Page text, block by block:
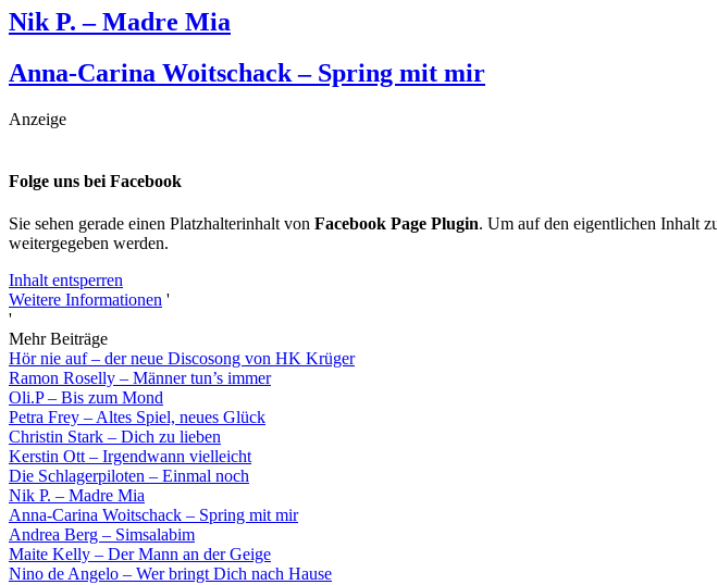
Nik P. – Madre Mia
Anna-Carina Woitschack – Spring mit mir
Anzeige
Folge uns bei Facebook
Sie sehen gerade einen Platzhalterinhalt von Facebook Page Plugin. Um auf den eigentlichen Inhalt
weitergegeben werden.
Inhalt entsperren
Weitere Informationen '
'
Mehr Beiträge
Hör nie auf – der neue Discosong von HK Krüger
Ramon Roselly – Männer tun’s immer
Oli.P – Bis zum Mond
Petra Frey – Altes Spiel, neues Glück
Christin Stark – Dich zu lieben
Kerstin Ott – Irgendwann vielleicht
Die Schlagerpiloten – Einmal noch
Nik P. – Madre Mia
Anna-Carina Woitschack – Spring mit mir
Andrea Berg – Simsalabim
Maite Kelly – Der Mann an der Geige
Nino de Angelo – Wer bringt Dich nach Hause